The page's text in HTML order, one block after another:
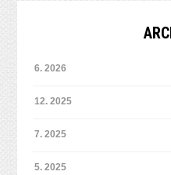
6. 2026
12. 2025
7. 2025
5. 2025